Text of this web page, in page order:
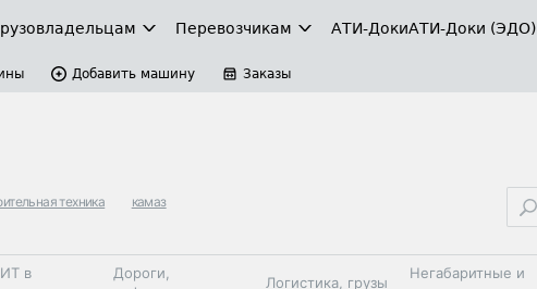
Перевозчикам АТИ-ДокиАТИ-Доки (ЭДО)
Добавить машину Заказы
техника камаз
в
Дороги,
Логистика, грузы
Негабаритные и